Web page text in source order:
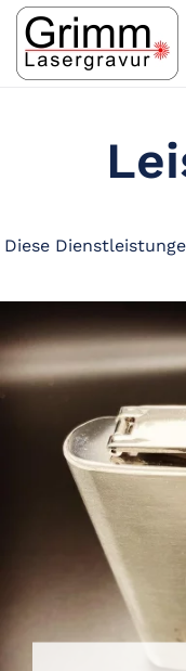
Skip to main
Diese